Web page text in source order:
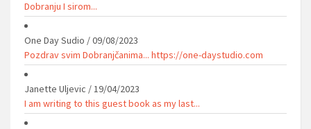
Dobranju I sirom...
One Day Sudio /09/08/2023
Pozdrav svim Dobranjčanima... https://one-daystudio.com
Janette Uljevic /19/04/2023
I am writing to this guest book as my last...